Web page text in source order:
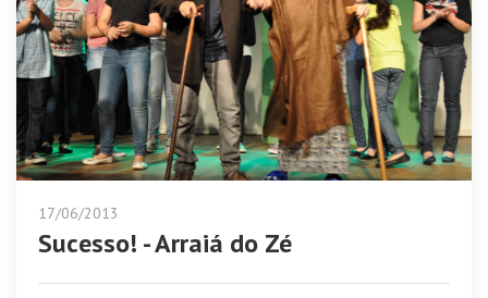
17/06/2013
Sucesso! - Arraiá do Zé